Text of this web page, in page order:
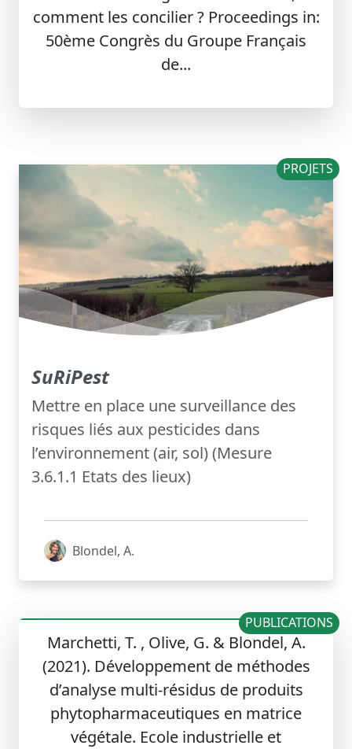
comment les concilier ? Proceedings in:
50ème Congrès du Groupe Français
de...
PROJETS
SuRiPest
Mettre en place une surveillance des
risques liés aux pesticides dans
l’environnement (air, sol) (Mesure
3.6.1.1 Etats des lieux)
Blondel, A.
Marchetti, T. , Olive, G. & Blondel, A.
(2021). Développement de méthodes
d’analyse multi-résidus de produits
phytopharmaceutiques en matrice
végétale. Ecole industrielle et
PUBLICATIONS